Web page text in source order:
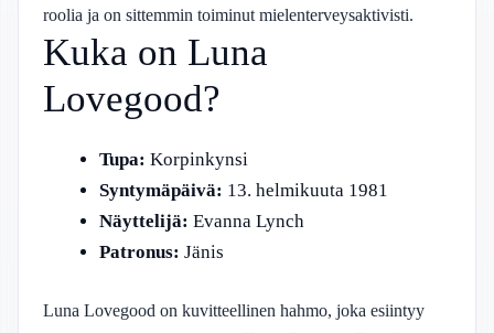
roolia ja on sittemmin toiminut mielenterveysaktivisti.
Kuka on Luna
Lovegood?
Tupa: Korpinkynsi
Syntymäpäivä: 13. helmikuuta 1981
Näyttelijä: Evanna Lynch
Patronus: Jänis
Luna Lovegood on kuvitteellinen hahmo, joka esiintyy